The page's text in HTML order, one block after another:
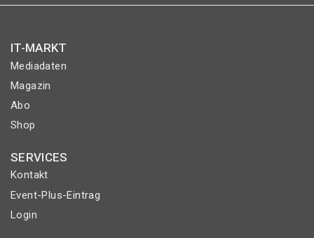
IT-MARKT
Mediadaten
Magazin
Abo
Shop
SERVICES
Kontakt
Event-Plus-Eintrag
Login